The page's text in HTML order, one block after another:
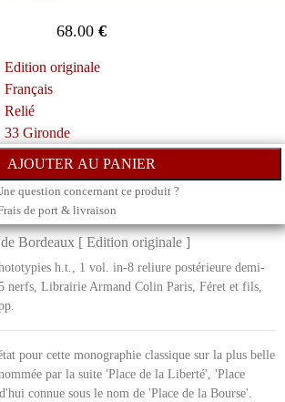
68.00€
Edition originale
Français
Relié
33 Gironde
question concernant ce produit ?
de port & livraison
Bordeaux [ Edition originale ]
h.t., 1 vol. in-8 reliure postérieure demi-
nerfs, Librairie Armand Colin Paris, Féret et fils,
pour cette monographie classique sur la plus belle
par la suite 'Place de la Liberté', 'Place
connue sous le nom de 'Place de la Bourse'.